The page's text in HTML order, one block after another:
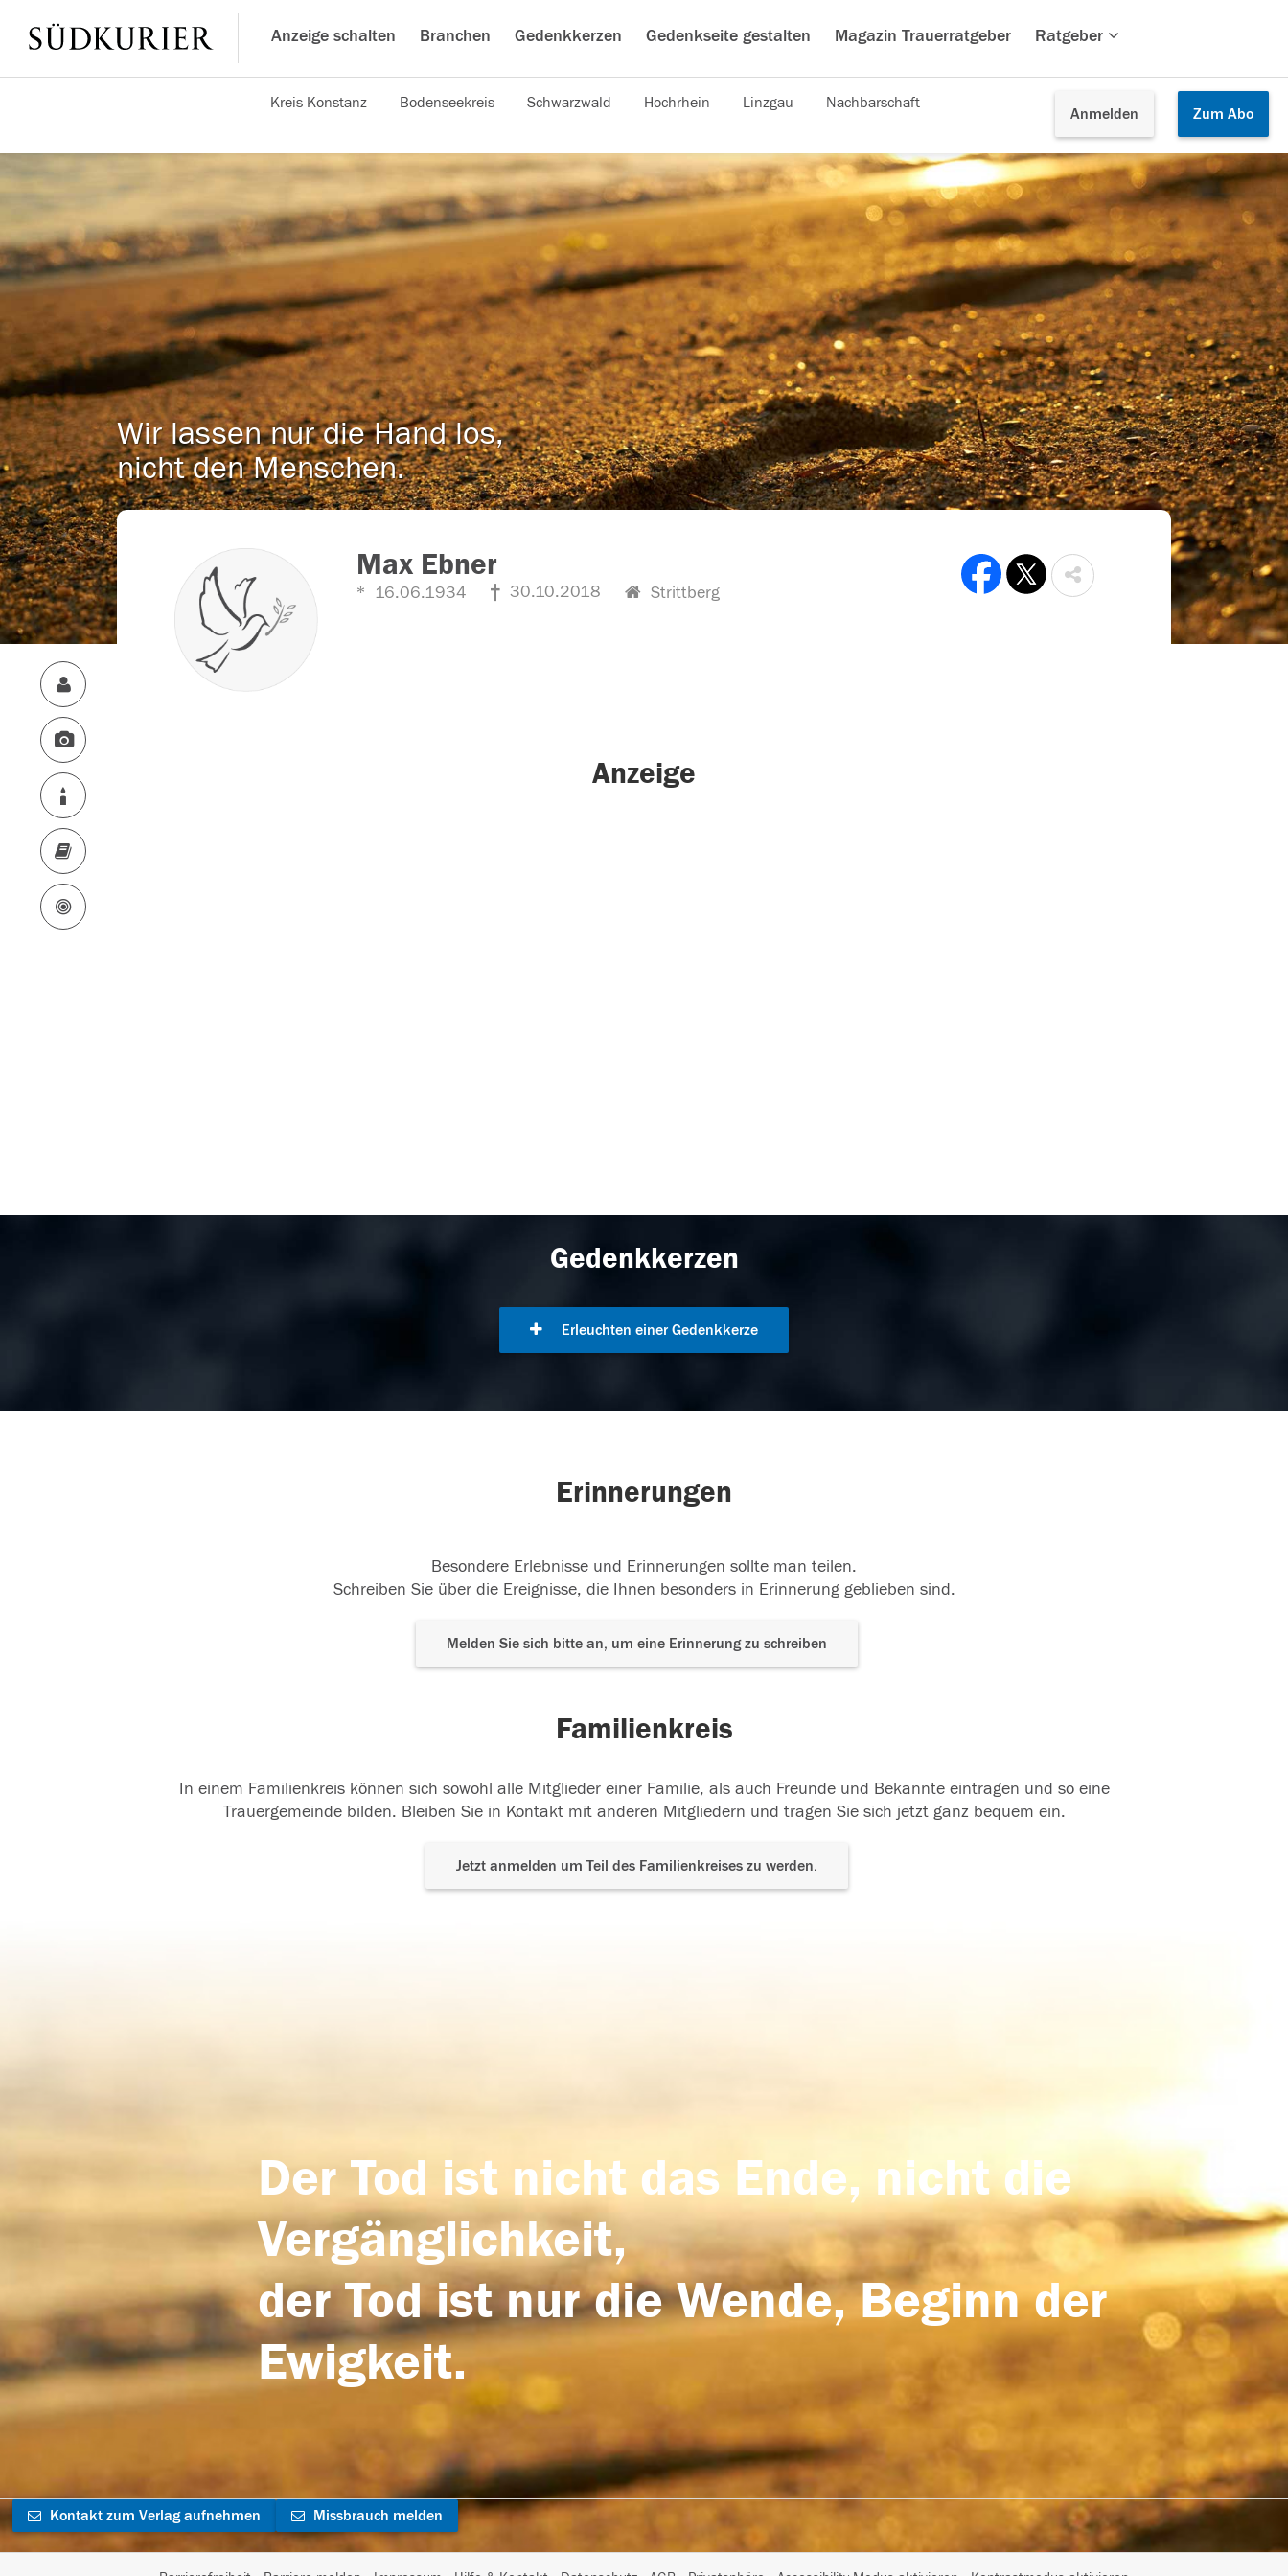
Anzeige schalten Branchen Gedenkkerzen Gedenkseite gestalten Magazin Trauerratgeber Ratgeber
Anmelden Zum Abo
Kreis Konstanz Bodenseekreis Schwarzwald Hochrhein Linzgau Nachbarschaft
Wir lassen nur die Hand los,
nicht den Menschen.
Max Ebner
16.06.1934 30.10.2018 Strittberg
Anzeige
Gedenkkerzen
Erleuchten einer Gedenkkerze
Erinnerungen
Besondere Erlebnisse und Erinnerungen sollte man teilen.
Schreiben Sie über die Ereignisse, die Ihnen besonders in Erinnerung geblieben sind.
Melden Sie sich bitte an, um eine Erinnerung zu schreiben
Familienkreis
In einem Familienkreis können sich sowohl alle Mitglieder einer Familie, als auch Freunde und Bekannte eintragen und so eine
Trauergemeinde bilden. Bleiben Sie in Kontakt mit anderen Mitgliedern und tragen Sie sich jetzt ganz bequem ein.
Jetzt anmelden um Teil des Familienkreises zu werden.
Der Tod ist nicht das Ende, nicht die
Vergänglichkeit,
der Tod ist nur die Wende, Beginn der
Ewigkeit.
Kontakt zum Verlag aufnehmen Missbrauch melden